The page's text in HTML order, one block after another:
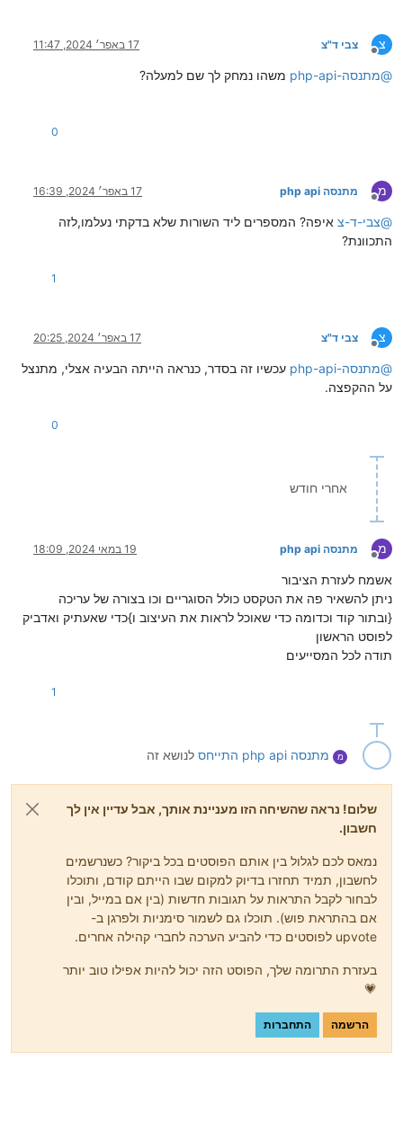
צ
מנותק
צבי ד"צ 17 באפר׳ 2024, 11:47
@מתנסה-php-api משהו נמחק לך שם למעלה?
0
מ
מנותק
מתנסה php api 17 באפר׳ 2024, 16:39
@צבי-ד-צ איפה? המספרים ליד השורות שלא בדקתי נעלמו,לזה
התכוונת?
1
צ
מנותק
צבי ד"צ 17 באפר׳ 2024, 20:25
@מתנסה-php-api
עכשיו זה בסדר, כנראה הייתה הבעיה אצלי, מתנצל
על ההקפצה.
0
אחרי חודש
מ
מנותק
מתנסה php api 19 במאי 2024, 18:09
אשמח לעזרת הציבור
ניתן להשאיר פה את הטקסט כולל הסוגריים וכו בצורה של עריכה
{ובתור קוד וכדומה כדי שאוכל לראות את העיצוב ו}כדי שאעתיק ואדביק
לפוסט הראשון
תודה לכל המסייעים
1
מ מתנסה php api התייחס לנושא זה
שלום! נראה שהשיחה הזו מעניינת אותך, אבל עדיין אין לך
חשבון.
נמאס לכם לגלול בין אותם הפוסטים בכל ביקור? כשנרשמים
לחשבון, תמיד תחזרו בדיוק למקום שבו הייתם קודם, ותוכלו
לבחור לקבל התראות על תגובות חדשות (בין אם במייל, ובין
אם בהתראת פוש). תוכלו גם לשמור סימניות ולפרגן ב-
upvote לפוסטים כדי להביע הערכה לחברי קהילה אחרים.
בעזרת התרומה שלך, הפוסט הזה יכול להיות אפילו טוב יותר
💗
הרשמה התחברות